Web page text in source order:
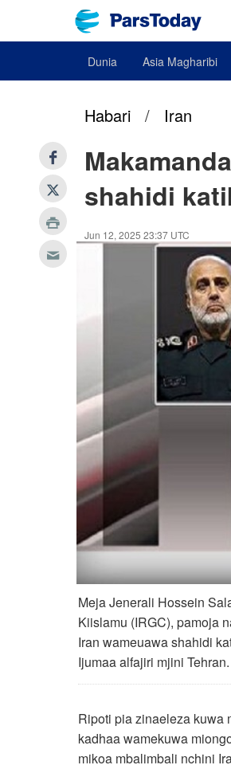
Dunia Asia Magharibi
Habari / Iran
shahidi
Jun 12, 2025 23:37 UTC
Meja Jenerali Hossein
Kiislamu (IRGC), pamoja
Iran wameuawa shahidi
Ijumaa alfajiri mjini Tehran.
Ripoti pia zinaeleza kuwa
kadhaa wamekuwa
mikoa mbalimbali nchini